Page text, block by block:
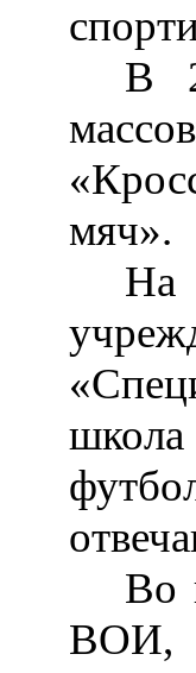
В
мяч».
На
школа
Во
ВОИ,